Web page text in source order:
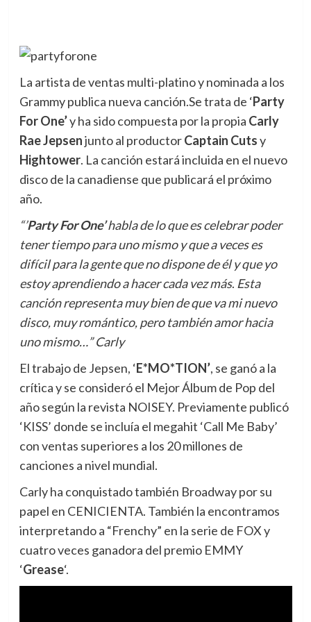
La artista de ventas multi-platino y nominada a los
Grammy publica nueva canción.Se trata de ‘Party
For One’y ha sido compuesta por la propia Carly
Rae Jepsenjunto al productorCaptain Cutsy
Hightower. La canción estará incluida en el nuevo
disco de la canadiense que publicará el próximo
año.
“’Party For One’habla de lo que es celebrar poder
tener tiempo para uno mismo y que a veces es
difícil para la gente que no dispone de él y que yo
estoy aprendiendo a hacer cada vez más. Esta
canción representa muy bien de que va mi nuevo
disco, muy romántico, pero también amor hacia
uno mismo…” Carly
El trabajo de Jepsen, ‘E*MO*TION’, se ganó a la
crítica y se consideró el Mejor Álbum de Pop del
año según la revista NOISEY. Previamente publicó
‘KISS’ donde se incluía el megahit ‘Call Me Baby’
con ventas superiores a los 20 millones de
canciones a nivel mundial.
Carly ha conquistado también Broadway por su
papel en CENICIENTA. También la encontramos
interpretando a “Frenchy” en la serie de FOX y
cuatro veces ganadora del premio EMMY
‘Grease‘.